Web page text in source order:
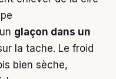
glaçon dans un
la tache. Le froid
bien sèche,